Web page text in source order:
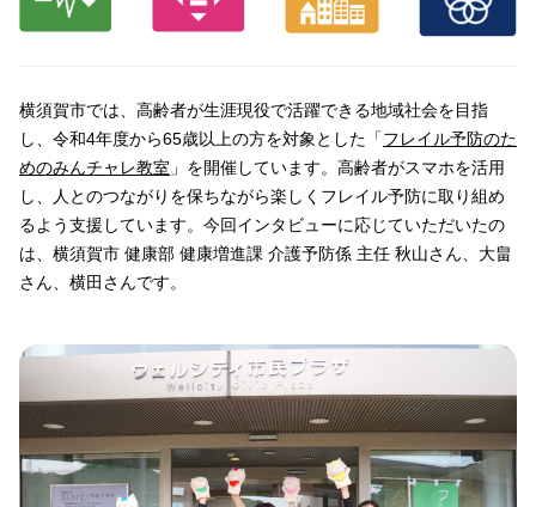
横須賀市では、高齢者が生涯現役で活躍できる地域社会を目指
し、令和4年度から65歳以上の方を対象とした「フレイル予防のた
めのみんチャレ教室 」を開催しています。高齢者がスマホを活用
し、人とのつながりを保ちながら楽しくフレイル予防に取り組め
るよう支援しています。今回インタビューに応じていただいたの
は、横須賀市 健康部 健康増進課 介護予防係 主任 秋山さん、大畠
さん、横田さんです。